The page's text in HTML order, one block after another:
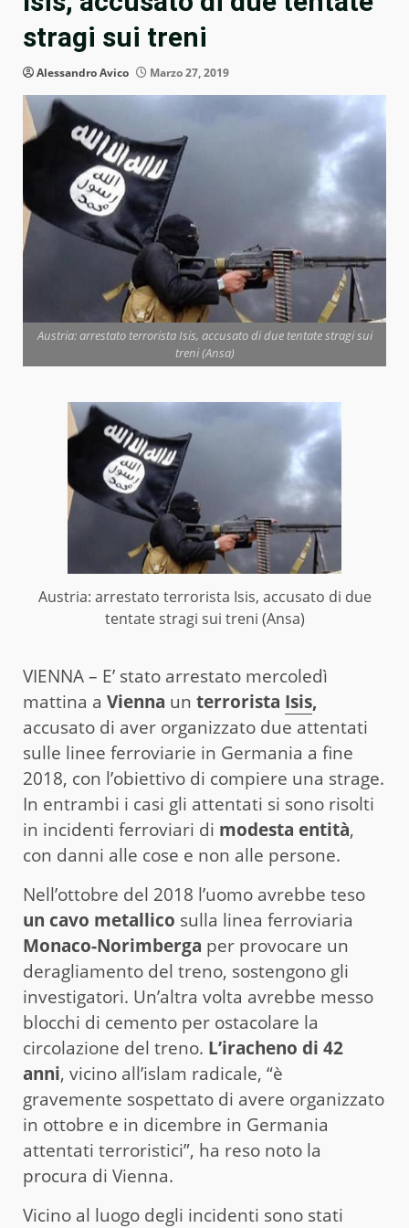
stragi sui treni
Alessandro Avico Marzo 27, 2019
Austria: arrestato terrorista Isis, accusato di due tentate stragi sui
treni (Ansa)
Austria: arrestato terrorista Isis, accusato di due
tentate stragi sui treni (Ansa)
VIENNA – E’ stato arrestato mercoledì
mattina a Vienna un terrorista Isis,
accusato di aver organizzato due attentati
sulle linee ferroviarie in Germania a fine
2018, con l’obiettivo di compiere una strage.
In entrambi i casi gli attentati si sono risolti
in incidenti ferroviari di modesta entità,
con danni alle cose e non alle persone.
Nell’ottobre del 2018 l’uomo avrebbe teso
un cavo metallico sulla linea ferroviaria
Monaco-Norimberga per provocare un
deragliamento del treno, sostengono gli
investigatori. Un’altra volta avrebbe messo
blocchi di cemento per ostacolare la
circolazione del treno. L’iracheno di 42
anni, vicino all’islam radicale, “è
gravemente sospettato di avere organizzato
in ottobre e in dicembre in Germania
attentati terroristici”, ha reso noto la
procura di Vienna.
Vicino al luogo degli incidenti sono stati